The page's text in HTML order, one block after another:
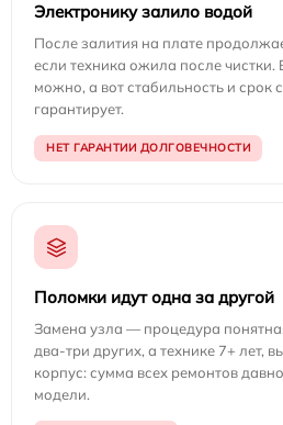
Электронику залило водой
После залития на плате
если техника ожила после чистки.
можно, а вот стабильность и срок
гарантирует.
НЕТ ГАРАНТИИ ДОЛГОВЕЧНОСТИ
Поломки идут одна за другой
Замена узла — процедура
два-три других, а технике 7+ лет,
корпус: сумма всех ремонтов
модели.